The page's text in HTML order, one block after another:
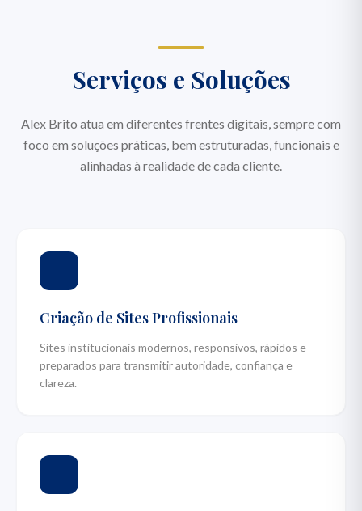
Serviços e Soluções
Alex Brito atua em diferentes frentes digitais, sempre com
foco em soluções práticas, bem estruturadas, funcionais e
alinhadas à realidade de cada cliente.
Criação de Sites Profissionais
Sites institucionais modernos, responsivos, rápidos e
preparados para transmitir autoridade, confiança e
clareza.